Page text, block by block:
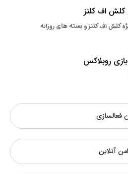
کلش اف کلنز
کلش اف کلنز و بسته های روزانه
فعالسازی
آنلاین